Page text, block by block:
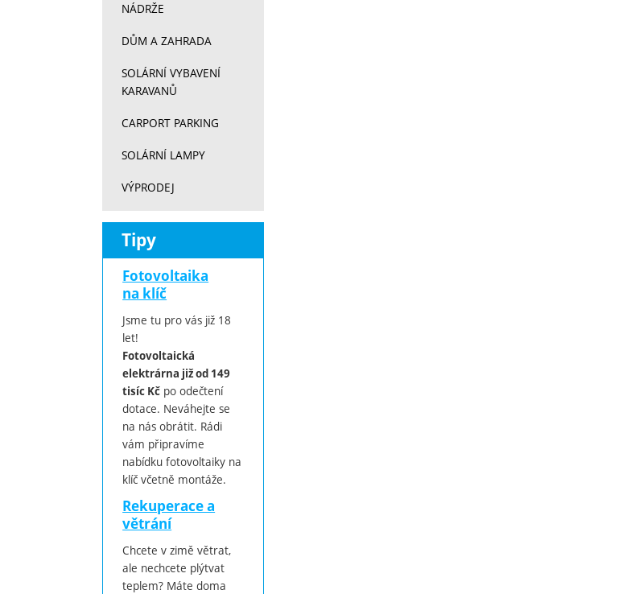
NÁDRŽE
DŮM A ZAHRADA
SOLÁRNÍ VYBAVENÍ
KARAVANŮ
CARPORT PARKING
SOLÁRNÍ LAMPY
VÝPRODEJ
Tipy
Fotovoltaika
na klíč
Jsme tu pro vás již 18
let!
Fotovoltaická
elektrárna již od 149
tisíc Kč po odečtení
dotace. Neváhejte se
na nás obrátit. Rádi
vám připravíme
nabídku fotovoltaiky na
klíč včetně montáže.
Rekuperace a
větrání
Chcete v zimě větrat,
ale nechcete plýtvat
teplem? Máte doma